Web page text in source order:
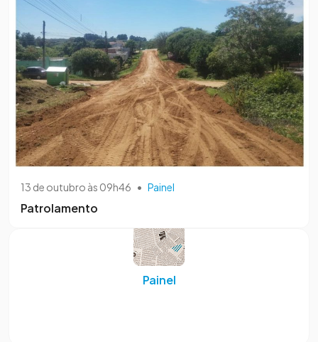
13 de outubro às 09h46 • Painel
Patrolamento
Painel